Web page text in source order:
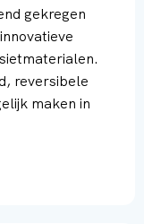
gekregen
reversibele
maken in